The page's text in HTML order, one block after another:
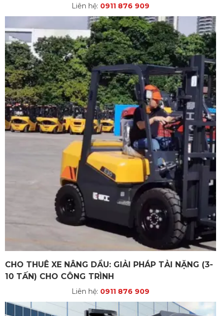
Liên hệ: 0911 876 909
CHO THUÊ XE NÂNG DẦU: GIẢI PHÁP TẢI NẶNG (3-
10 TẤN) CHO CÔNG TRÌNH
Liên hệ: 0911 876 909